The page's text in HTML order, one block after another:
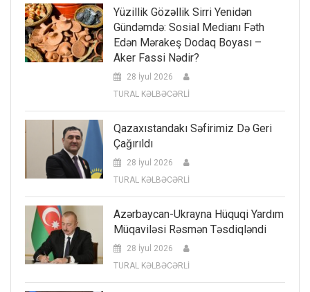
Yüzillik Gözəllik Sirri Yenidən
Gündəmdə: Sosial Medianı Fəth
Edən Mərakeş Dodaq Boyası –
Aker Fassi Nədir?
28 İyul 2026
TURAL KƏLBƏCƏRLİ
Qazaxıstandakı Səfirimiz Də Geri
Çağırıldı
28 İyul 2026
TURAL KƏLBƏCƏRLİ
Azərbaycan-Ukrayna Hüquqi Yardım
Müqaviləsi Rəsmən Təsdiqləndi
28 İyul 2026
TURAL KƏLBƏCƏRLİ